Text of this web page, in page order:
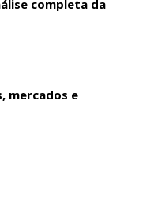
completa da
mercados e